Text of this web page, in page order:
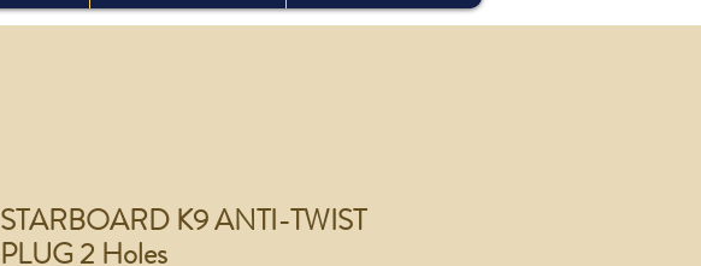
STARBOARD K9 ANTI-TWIST
PLUG 2 Holes